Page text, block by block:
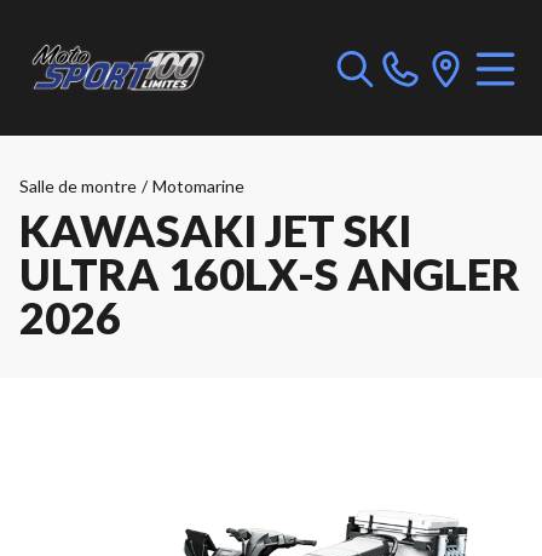
Salle de montre / Motomarine
KAWASAKI JET SKI
ULTRA 160LX-S ANGLER
2026